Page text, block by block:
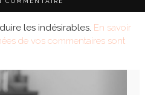
les indésirables. En savoir
de vos commentaires sont